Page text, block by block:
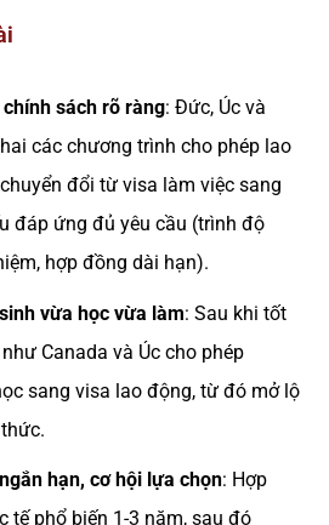
sách rõ ràng: Đức, Úc và
các chương trình cho phép lao
đổi từ visa làm việc sang
đáp ứng đủ yêu cầu (trình độ
hợp đồng dài hạn).
vừa học vừa làm: Sau khi tốt
Canada và Úc cho phép
sang visa lao động, từ đó mở lộ
hạn, cơ hội lựa chọn: Hợp
tế phổ biến 1-3 năm, sau đó